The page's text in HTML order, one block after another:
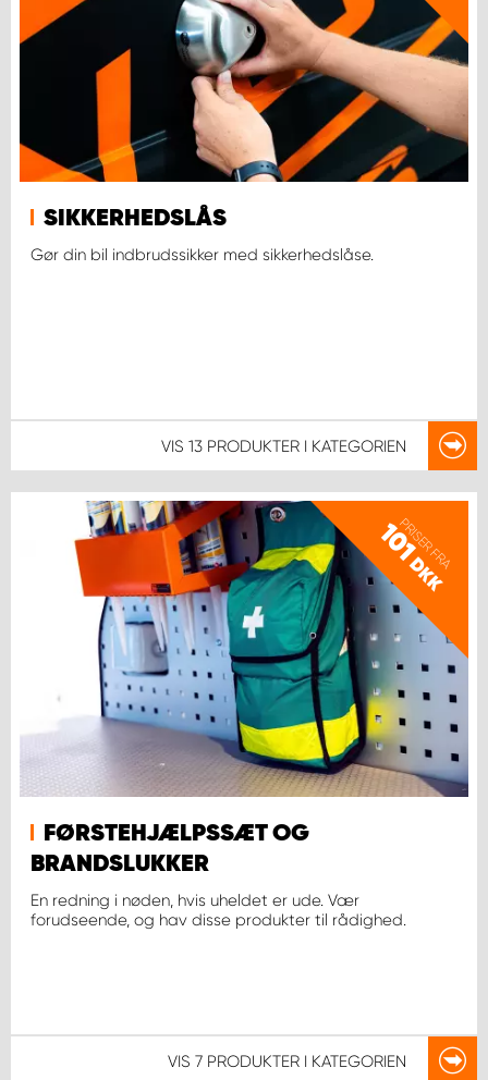
SIKKERHEDSLÅS
Gør din bil indbrudssikker med sikkerhedslåse.
VIS 13 PRODUKTER I KATEGORIEN
PRISER FRA
101
DKK
FØRSTEHJÆLPSSÆT OG
BRANDSLUKKER
En redning i nøden, hvis uheldet er ude. Vær
forudseende, og hav disse produkter til rådighed.
VIS 7 PRODUKTER I KATEGORIEN